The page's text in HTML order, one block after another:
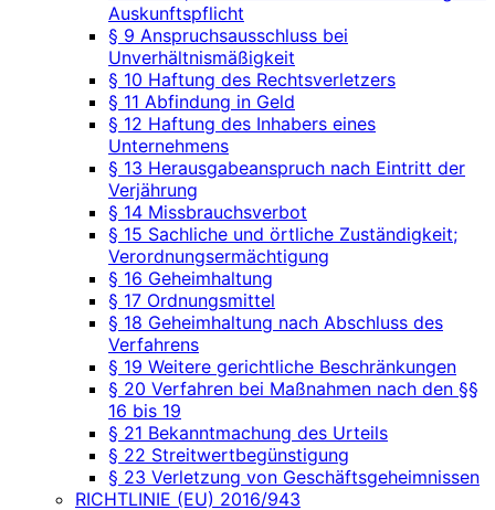
Auskunftspflicht
§ 9 Anspruchsausschluss bei
Unverhältnismäßigkeit
§ 10 Haftung des Rechtsverletzers
§ 11 Abfindung in Geld
§ 12 Haftung des Inhabers eines
Unternehmens
§ 13 Herausgabeanspruch nach Eintritt der
Verjährung
§ 14 Missbrauchsverbot
§ 15 Sachliche und örtliche Zuständigkeit;
Verordnungsermächtigung
§ 16 Geheimhaltung
§ 17 Ordnungsmittel
§ 18 Geheimhaltung nach Abschluss des
Verfahrens
§ 19 Weitere gerichtliche Beschränkungen
§ 20 Verfahren bei Maßnahmen nach den §§
16 bis 19
§ 21 Bekanntmachung des Urteils
§ 22 Streitwertbegünstigung
§ 23 Verletzung von Geschäftsgeheimnissen
RICHTLINIE (EU) 2016/943